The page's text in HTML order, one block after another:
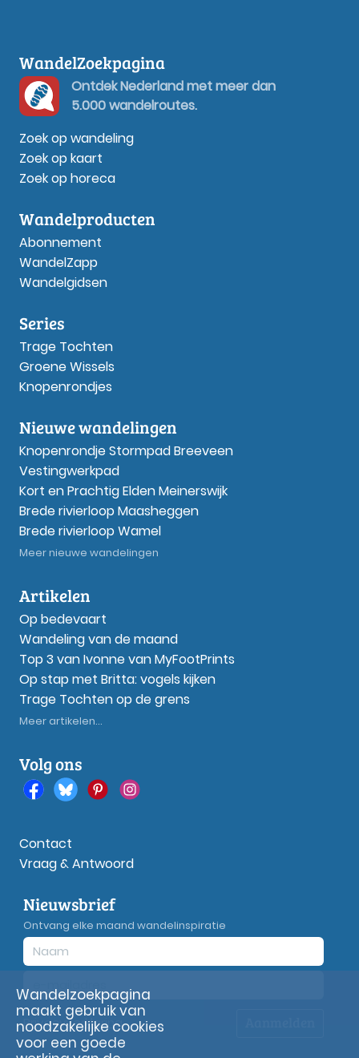
WandelZoekpagina
Ontdek Nederland met meer dan
5.000 wandelroutes.
Zoek op wandeling
Zoek op kaart
Zoek op horeca
Wandelproducten
Abonnement
WandelZapp
Wandelgidsen
Series
Trage Tochten
Groene Wissels
Knopenrondjes
Nieuwe wandelingen
Knopenrondje Stormpad Breeveen
Vestingwerkpad
Kort en Prachtig Elden Meinerswijk
Brede rivierloop Maasheggen
Brede rivierloop Wamel
Meer nieuwe wandelingen
Artikelen
Op bedevaart
Wandeling van de maand
Top 3 van Ivonne van MyFootPrints
Op stap met Britta: vogels kijken
Trage Tochten op de grens
Meer artikelen...
Volg ons
Contact
Vraag & Antwoord
Nieuwsbrief
Ontvang elke maand wandelinspiratie
Privacyverklaring
Wandelzoekpagina
maakt gebruik van
noodzakelijke cookies
voor een goede